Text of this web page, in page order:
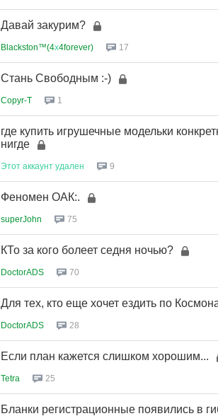
Давай закурим?
Blackston™(4х4forever) 17
Стань Свободным :-)
Copyr-T 1
где купить игрушечные модельки
нигде
Этот аккаунт удален 9
Феномен ОАК:.
superJohn 75
КТо за кого болеет седня ночью?
DoctorADS 70
Для тех, кто еще хочет ездить по
DoctorADS 28
Если план кажется слишком хорошим...
Tetra 25
Бланки регистрационные появились в